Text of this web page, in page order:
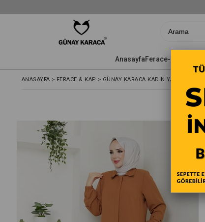
AnasayfaFerace-Yazlık
ANASAYFA > FERACE & KAP > GÜNAY KARACA KADIN YAZLIK